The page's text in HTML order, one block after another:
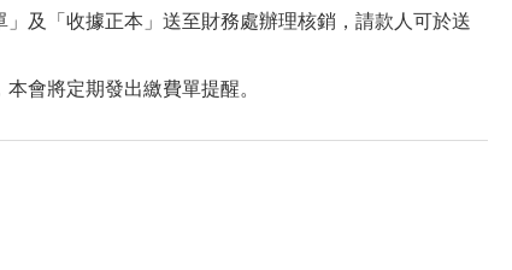
及「收據正本」送至財務處辦理核銷，請款人可於送
會將定期發出繳費單提醒。